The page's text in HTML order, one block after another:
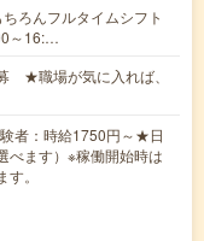
ろんフルタイムシフト
～16:…
★職場が気に入れば、
者：時給1750円～★日
べます）※稼働開始時は
。